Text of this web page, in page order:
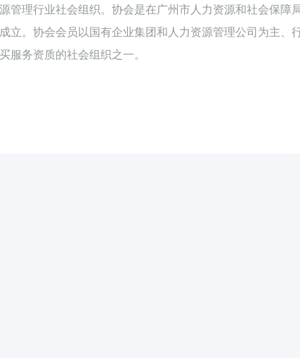
理行业社会组织。协会是在广州市人力资源和社会保障
立。协会会员以国有企业集团和人力资源管理公司为主、
服务资质的社会组织之一。